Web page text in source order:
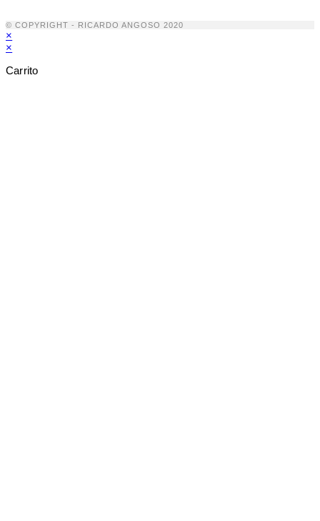
© COPYRIGHT - RICARDO ANGOSO 2020
×
×
Carrito